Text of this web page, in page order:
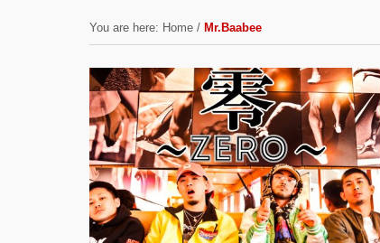
You are here: Home / Mr.Baabee